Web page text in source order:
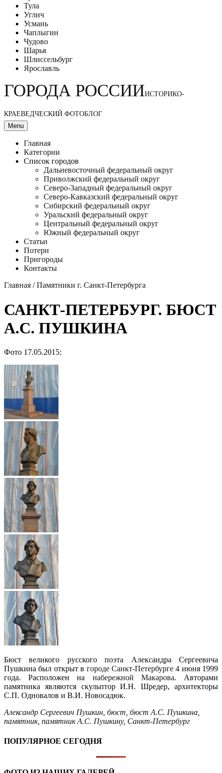
Тула
Углич
Усмань
Чаплыгин
Чудово
Шарья
Шлиссельбург
Ярославль
ГОРОДА РОССИИИСТОРИКО-
КРАЕВЕДЧЕСКИЙ ФОТОБЛОГ
Menu
Главная
Категории
Список городов
Дальневосточный федеральный округ
Приволжский федеральный округ
Северо-Западный федеральный округ
Северо-Кавказский федеральный округ
Сибирский федеральный округ
Уральский федеральный округ
Центральный федеральный округ
Южный федеральный округ
Статьи
Потери
Пригороды
Контакты
Главная /Памятники г. Санкт-Петербурга
САНКТ-ПЕТЕРБУРГ. БЮСТ
А.С. ПУШКИНА
Фото 17.05.2015:
Бюст великого русского поэта Александра Сергеевича
Пушкина был открыт в городе Санкт-Петербурге4 июня 1999
года. Расположен на набережной Макарова. Авторами
памятника являются скульптор И.Н. Шредер, архитекторы
С.П. Одновалов и В.И. Новосадюк.
Александр Сергеевич Пушкин бюст бюст А.С. Пушкина
памятник, памятник А.С. Пушкину, Санкт-Петербург
ПОПУЛЯРНОЕ СЕГОДНЯ